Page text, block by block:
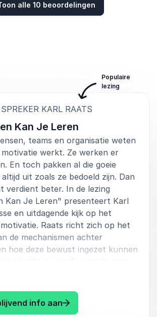
mooie boodschap. Ik raad Karl van
voor iedereen! Inhoudelijk goed,
onze kerstviering afgesloten met
kun je leren. Een verhaal vol humor,
publiek en soms pijnlijk herkenbaar.
en de diplomas maakten het geheel
Bovendien was Karl Raats superfijn
samen te werken, zowel tijdens de
als op de dag zelf. Echt een aanrader!
TenneT
voor de gemeente Peel en Maas een
in ons Café de Horizon.
de deelnemers zette Karl 1,5 uur aan
en humor. Een hele mooie avond en
inspiratie voor onze medewerkers.
alle 10 beoordelingen
KARL RAATS
Kan Je Leren
teams en organisatie weten
werkt. Ze werken er
En toch pakken al die goeie
uit zoals ze bedoeld zijn. Dan
verdient beter. In de lezing
Kan Je Leren" presenteert Karl
en uitdagende kijk op het
Raats richt zich op het
de mechanismen achter
hoe deze bewust ingezet kunnen
en professionele groei
Door gebruik te maken van
om demotivatie om te buigen in
voor zelfontwikkeling
info aan: Karl Raats
Populaire
lezing